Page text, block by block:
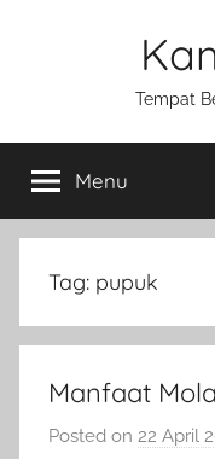
Tempat
Menu
Tag: pupuk
Manfaat
Posted on 22 April